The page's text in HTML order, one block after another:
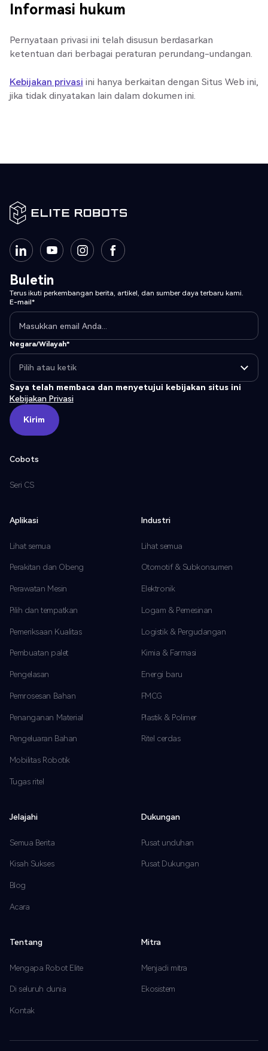
Informasi hukum
Pernyataan privasi ini telah disusun berdasarkan
ketentuan dari berbagai peraturan perundang-undangan.
Kebijakan privasi ini hanya berkaitan dengan Situs Web ini,
jika tidak dinyatakan lain dalam dokumen ini.
Buletin
Terus ikuti perkembangan berita, artikel, dan sumber daya terbaru kami.
E-mail*
Negara/Wilayah*
Saya telah membaca dan menyetujui kebijakan situs ini
Kebijakan Privasi
Kirim
Kirim
Cobots
Seri CS
Aplikasi
Lihat semua
Perakitan dan Obeng
Perawatan Mesin
Pilih dan tempatkan
Pemeriksaan Kualitas
Pembuatan palet
Pengelasan
Pemrosesan Bahan
Penanganan Material
Pengeluaran Bahan
Mobilitas Robotik
Tugas ritel
Industri
Lihat semua
Otomotif & Subkonsumen
Elektronik
Logam & Pemesinan
Logistik & Pergudangan
Kimia & Farmasi
Energi baru
FMCG
Plastik & Polimer
Ritel cerdas
Jelajahi
Semua Berita
Kisah Sukses
Blog
Acara
Dukungan
Pusat unduhan
Pusat Dukungan
Tentang
Mengapa Robot Elite
Di seluruh dunia
Kontak
Mitra
Menjadi mitra
Ekosistem